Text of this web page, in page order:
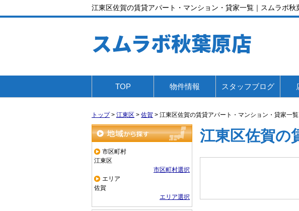
江東区佐賀の賃貸アパート・マンション・貸家一覧｜スムラボ秋
スムラボ秋葉原店
TOP 物件情報 スタッフブログ
トップ> 江東区 > 佐賀 > 江東区佐賀の賃貸アパート・マンション・貸家一覧
地域から探す
市区町村
江東区
市区町村選択
エリア
佐賀
エリア選択
江東区佐賀の